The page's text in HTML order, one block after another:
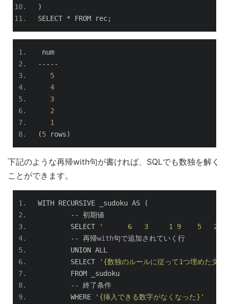
)
SELECT * FROM rec;
num
-----
5
4
3
2
1
(5 rows)
下記のような再帰with句が書ければ、SQLでも数独を解く
ことができます。
WITH RECURSIVE _sudoku AS
(
--
初期値
	SELECT
'      6   3     1 9    5   2  31
--
再帰with句で追加されていく行
	UNION ALL
	SELECT
'{数独のルールに従って1つ埋めた文
	FROM _sudoku
--
終了条件
	WHERE
'{挿入できる数字がなくなった}'